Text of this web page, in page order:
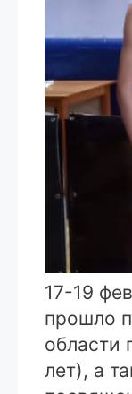
17-19
прошло
области
лет), а